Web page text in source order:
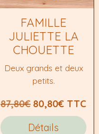
FAMILLE
JULIETTE LA
CHOUETTE
Deux grands et deux
petits.
87,80€ 80,80€ TTC
Détails